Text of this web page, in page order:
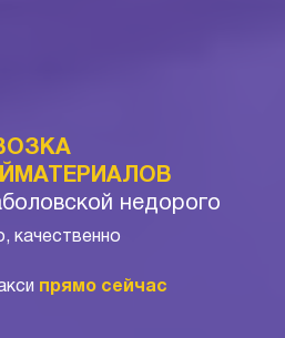
недорого
качественно
прямо сейчас